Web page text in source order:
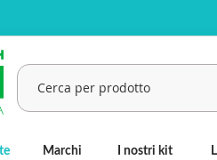
Marchi I nostri kit